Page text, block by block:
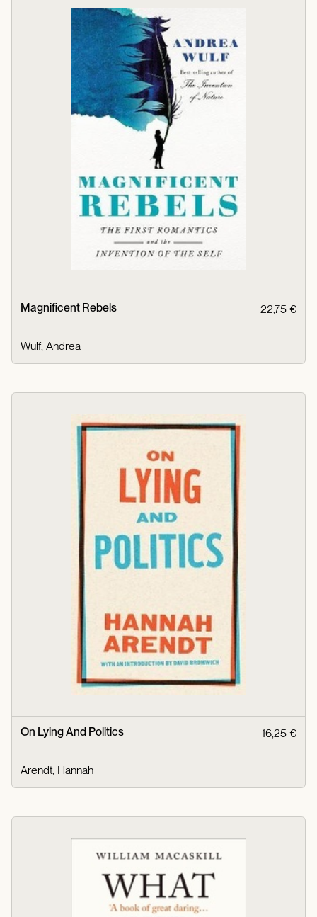
Magnificent Rebels 22,75 €
Wulf, Andrea
On Lying And Politics 16,25 €
Arendt, Hannah